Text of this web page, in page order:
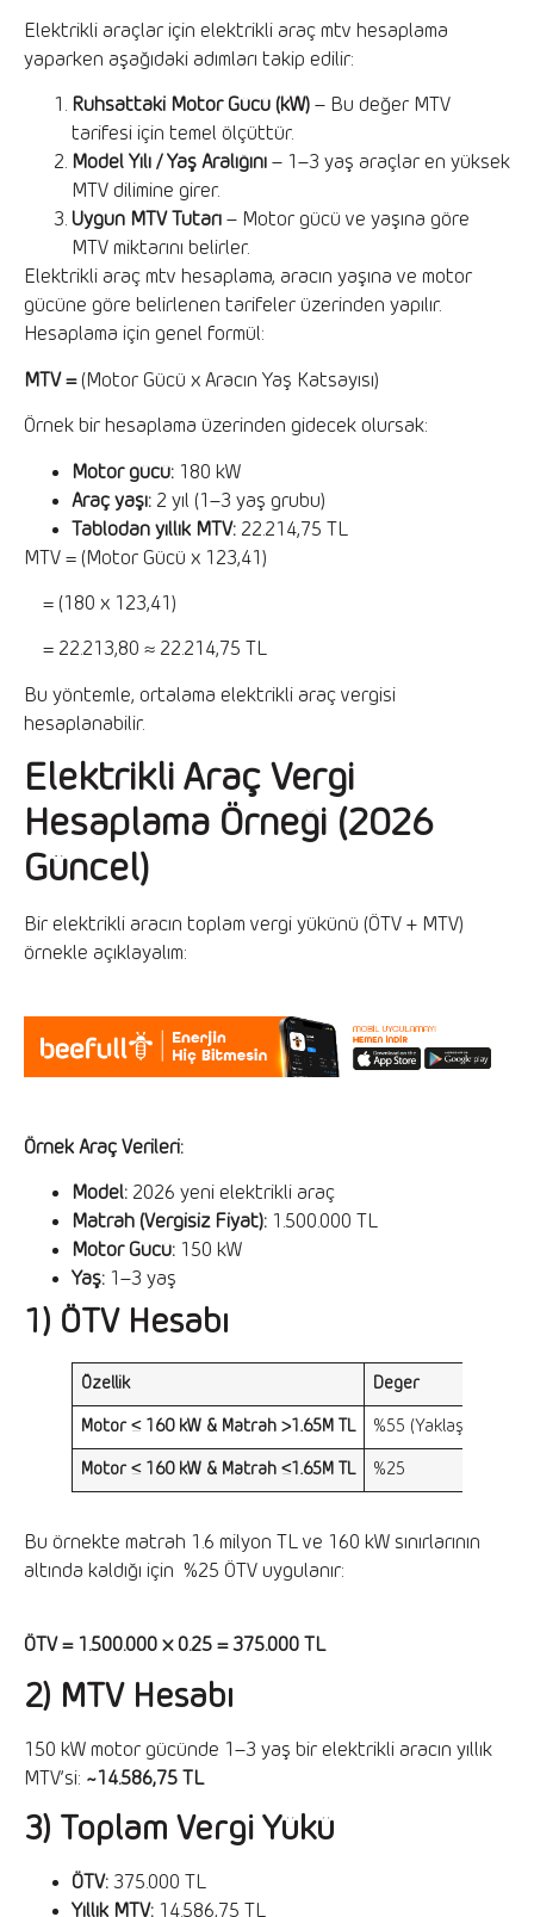
Elektrikli araçlar için elektrikli araç mtv hesaplama
yaparken aşağıdaki adımları takip edilir:
Ruhsattaki Motor Gücü (kW) – Bu değer MTV
tarifesi için temel ölçüttür.
Model Yılı / Yaş Aralığını – 1–3 yaş araçlar en yüksek
MTV dilimine girer.
Uygun MTV Tutarı – Motor gücü ve yaşına göre
MTV miktarını belirler.
Elektrikli araç mtv hesaplama, aracın yaşına ve motor
gücüne göre belirlenen tarifeler üzerinden yapılır.
Hesaplama için genel formül:
MTV = (Motor Gücü x Aracın Yaş Katsayısı)
Örnek bir hesaplama üzerinden gidecek olursak:
Motor gücü: 180 kW
Araç yaşı: 2 yıl (1–3 yaş grubu)
Tablodan yıllık MTV: 22.214,75 TL
MTV = (Motor Gücü x 123,41)
= (180 x 123,41)
= 22.213,80 ≈ 22.214,75 TL
Bu yöntemle, ortalama elektrikli araç vergisi
hesaplanabilir.
Elektrikli Araç Vergi
Hesaplama Örneği (2026
Güncel)
Bir elektrikli aracın toplam vergi yükünü (ÖTV + MTV)
örnekle açıklayalım:
Örnek Araç Verileri:
Model: 2026 yeni elektrikli araç
Matrah (Vergisiz Fiyat): 1.500.000 TL
Motor Gücü: 150 kW
Yaş: 1–3 yaş
1) ÖTV Hesabı
Özellik Değer
Motor ≤ 160 kW & Matrah >1.65M TL %55 (Yaklaşık)
Motor ≤ 160 kW & Matrah ≤1.65M TL %25
Bu örnekte matrah 1.6 milyon TL ve 160 kW sınırlarının
altında kaldığı için %25 ÖTV uygulanır:
ÖTV = 1.500.000 × 0.25 = 375.000 TL
2) MTV Hesabı
150 kW motor gücünde 1–3 yaş bir elektrikli aracın yıllık
MTV’si: ~14.586,75 TL
3) Toplam Vergi Yükü
ÖTV: 375.000 TL
Yıllık MTV: 14.586,75 TL